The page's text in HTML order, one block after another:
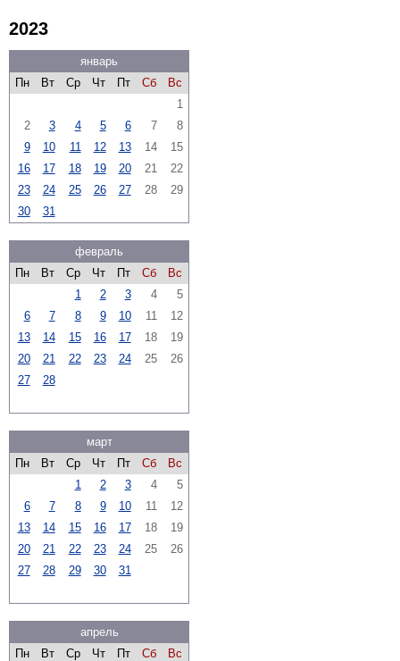
2023
январь
Пн
Вт Ср Чт Пт Сб
Вс
1
2
3 4 5 6 7
8
9
10 11 12 13 14
15
16
17 18 19 20 21
22
23
24 25 26 27 28
29
30
31
февраль
Пн
Вт Ср Чт Пт Сб
Вс
1
2 3 4
5
6
7 8 9 10 11
12
13
14 15 16 17 18
19
20
21 22 23 24 25
26
27
28
март
Пн
Вт Ср Чт Пт Сб
Вс
1
2 3 4
5
6
7 8 9 10 11
12
13
14 15 16 17 18
19
20
21 22 23 24 25
26
27
28 29 30 31
апрель
Пн
Вт Ср Чт Пт Сб
Вс